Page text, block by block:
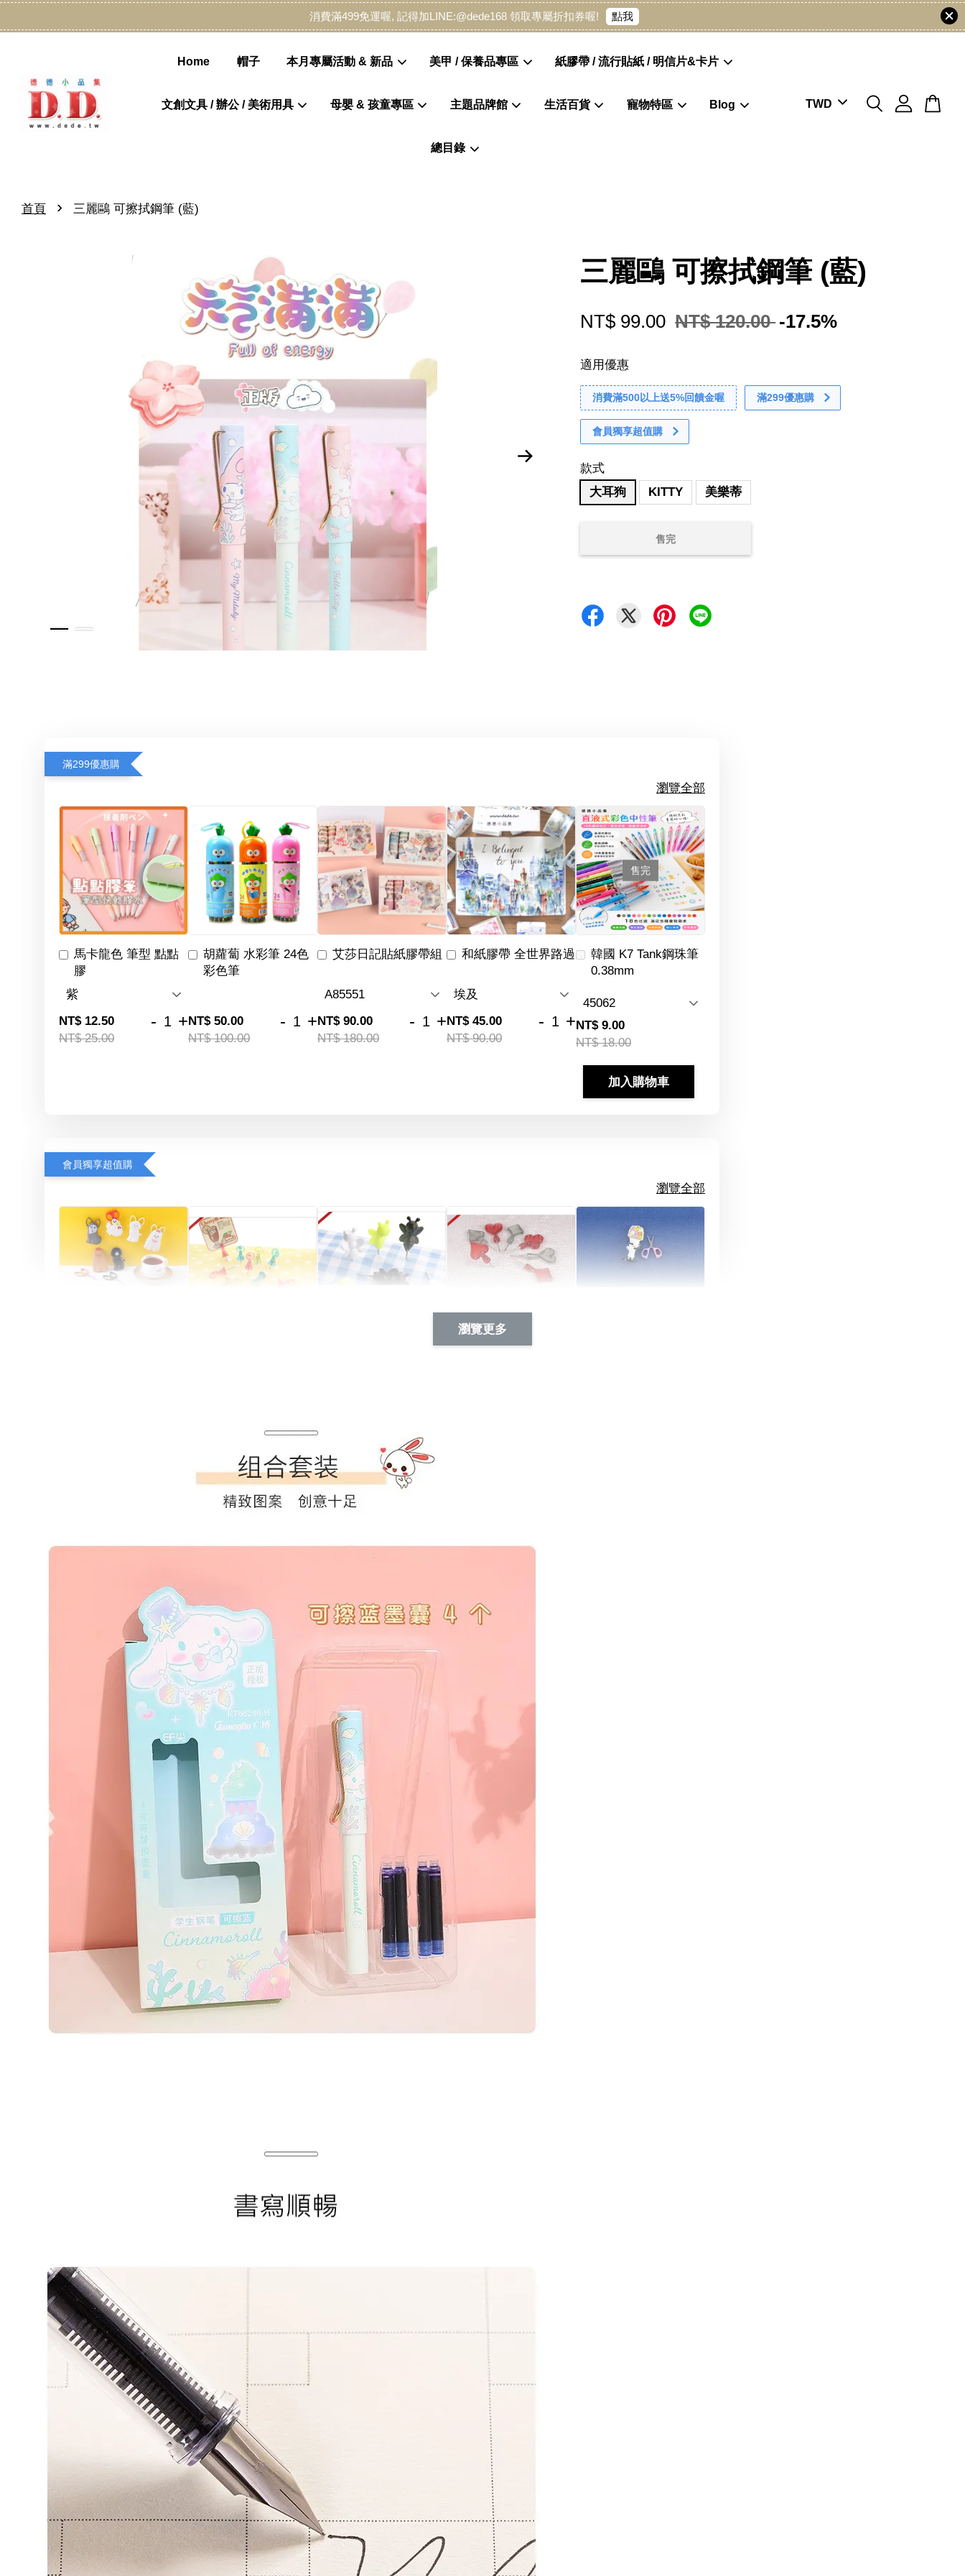
消費滿499免運喔, 記得加LINE:@dede168 領取專屬折扣券喔! 點我
Home 帽子 本月專屬活動 & 新品 美甲 / 保養品專區 紙膠帶 / 流行貼紙 / 明信片&卡片
文創文具 / 辦公 / 美術用具 母嬰 & 孩童專區 主題品牌館 生活百貨 寵物特區 Blog
總目錄
首頁 › 三麗鷗 可擦拭鋼筆 (藍)
三麗鷗 可擦拭鋼筆 (藍)
NT$ 99.00 NT$ 120.00 -17.5%
適用優惠
消費滿500以上送5%回饋金喔 滿299優惠購
會員獨享超值購
款式
大耳狗
KITTY 美樂蒂
售完
滿299優惠購
瀏覽全部
馬卡龍色 筆型 點點
膠
NT$ 12.50
NT$ 25.00
- +
胡蘿蔔 水彩筆 24色
彩色筆
NT$ 50.00
NT$ 100.00
- +
艾莎日記貼紙膠帶組
NT$ 90.00
NT$ 180.00
- +
和紙膠帶 全世界路過
NT$ 45.00
NT$ 90.00
- +
售完
韓國 K7 Tank鋼珠筆
0.38mm
NT$ 9.00
NT$ 18.00
加入購物車
會員獨享超值購
瀏覽全部
Artsign 撲克牌 圖釘
瀏覽更多